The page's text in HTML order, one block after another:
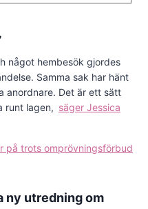
något hembesök gjordes
Samma sak har hänt
anordnare. Det är ett sätt
runt lagen, säger Jessica
på trots omprövningsförbud
ny utredning om